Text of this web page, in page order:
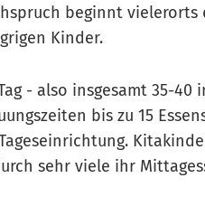
beginnt vielerorts
Kinder.
- also insgesamt 35-40
bis zu 15
sehr viele ihr